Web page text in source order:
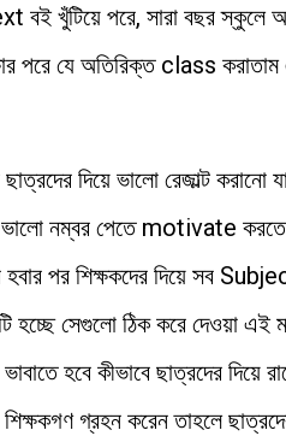
বই খুঁটিয়ে পরে, সারা বছর স্কুলে
পরে যে অতিরিক্ত class করাতাম
দিয়ে ভালো রেজাল্ট করানো
ভালো নম্বর পেতে motivate
পর শিক্ষকদের দিয়ে সব
হচ্ছে সেগুলো ঠিক করে দেওয়া এই
হবে কীভাবে ছাত্রদের দিয়ে
গ্রহন করেন তাহলে